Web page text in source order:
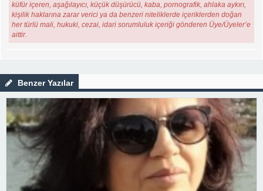
küfür içeren, aşağılayıcı, küçük düşürücü, kaba, pornografik, ahlaka aykırı,
kişilik haklarına zarar verici ya da benzeri niteliklerde içeriklerden doğan
her türlü mali, hukuki, cezai, idari sorumluluk içeriği gönderen Üye/Üyeler’e
aittir.
Benzer Yazılar